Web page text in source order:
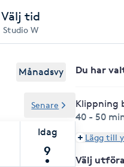
Välj tid
Studio W
Månadsvy
Idag
9
Senare
Du har
Klippning
40 - 50
Lägg till
Välj